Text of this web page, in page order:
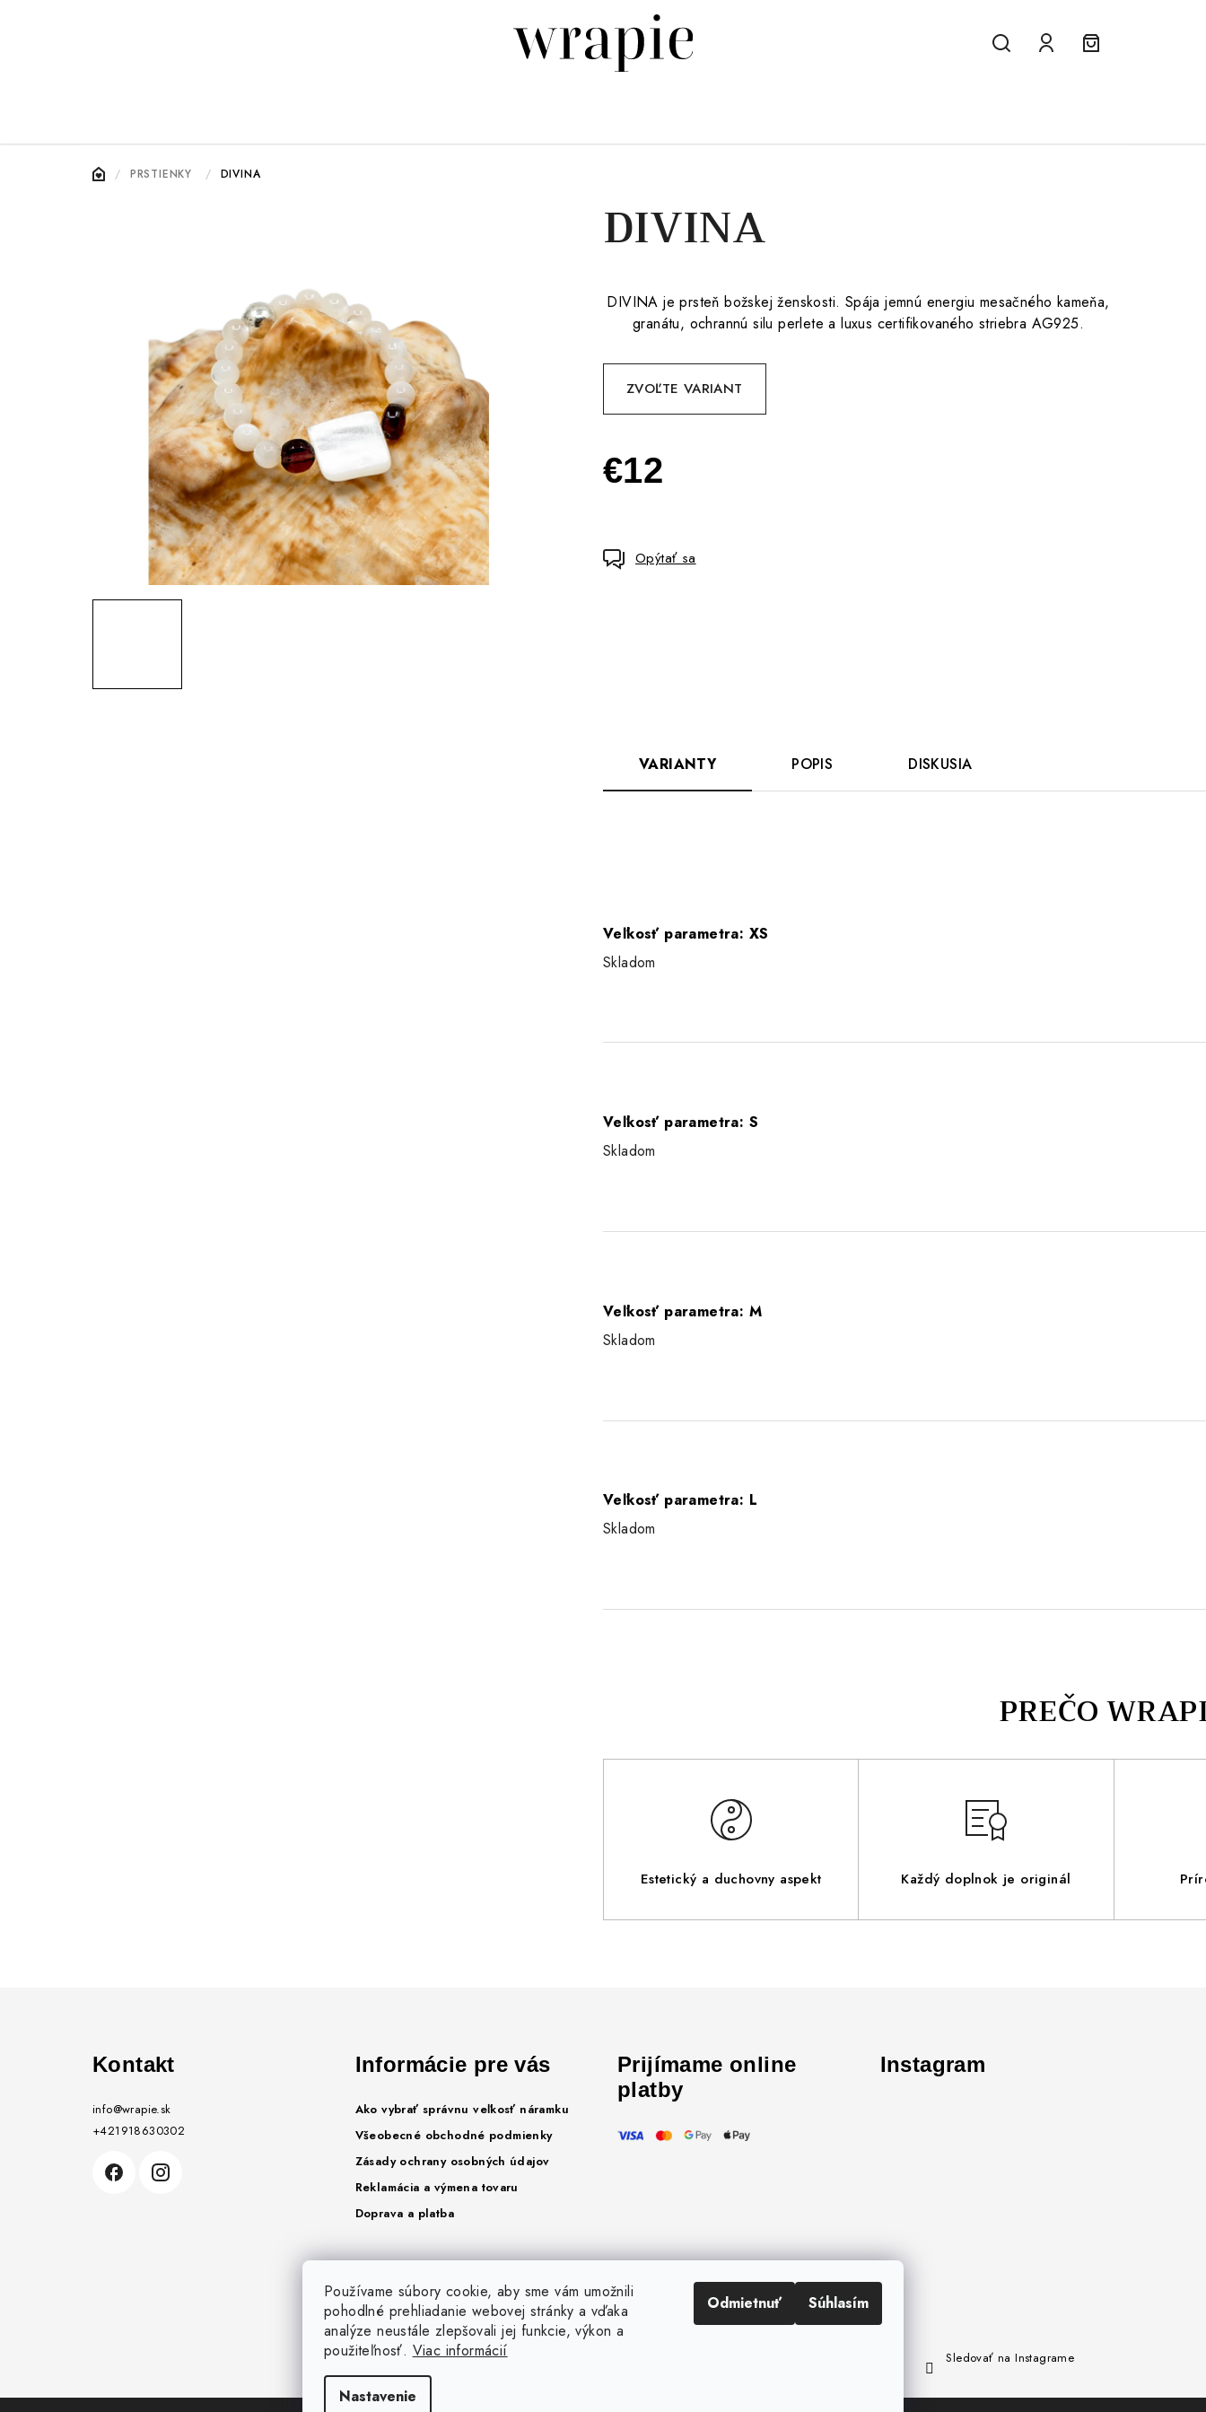
Používame súbory cookie, aby sme vám umožnili
pohodlné prehliadanie webovej stránky a vďaka
analýze neustále zlepšovali jej funkcie, výkon a
použiteľnosť. Viac informácií
Nastavenie
Odmietnuť Súhlasím
DOMOV
/ PRSTIENKY / DIVINA
DIVINA
DIVINA je prsteň božskej ženskosti. Spája jemnú energiu mesačného kameňa,
granátu, ochrannú silu perlete a luxus certifikovaného striebra AG925.
ZVOĽTE VARIANT
€12
Opýtať sa
Estetický a duchovny aspekt Každý doplnok je originál
VARIANTY POPIS DISKUSIA
Veľkosť parametra: XS
Skladom
Veľkosť parametra: S
Skladom
Veľkosť parametra: M
Skladom
Veľkosť parametra: L
Skladom
Kontakt
info@wrapie.sk
+421918630302
Informácie pre vás
Ako vybrať správnu veľkosť náramku
Všeobecné obchodné podmienky
Zásady ochrany osobných údajov
Reklamácia a výmena tovaru
Doprava a platba
Prijímame online
platby
Instagram
Sledovať na Instagrame